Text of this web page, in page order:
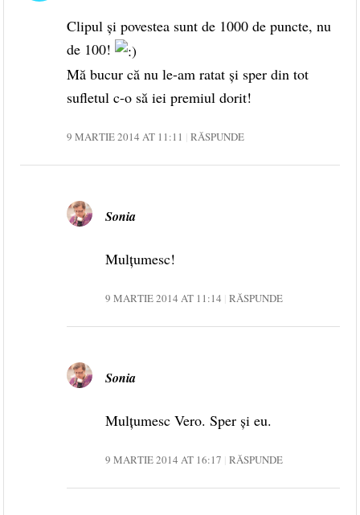
Clipul şi povestea sunt de 1000 de puncte, nu
de 100!
Mă bucur că nu le-am ratat şi sper din tot
sufletul c-o să iei premiul dorit!
9 MARTIE 2014 AT 11:11 RĂSPUNDE
Sonia
Mulțumesc!
9 MARTIE 2014 AT 11:14 RĂSPUNDE
Sonia
Mulțumesc Vero. Sper și eu.
9 MARTIE 2014 AT 16:17 RĂSPUNDE